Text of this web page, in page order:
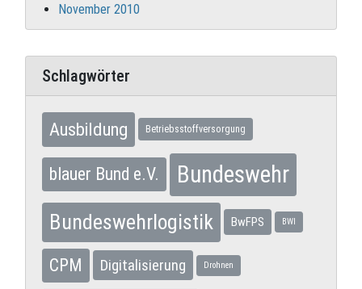
November 2010
Schlagwörter
Ausbildung Betriebsstoffversorgung
blauer Bund e.V. Bundeswehr
Bundeswehrlogistik BwFPS BWI
CPM Digitalisierung Drohnen